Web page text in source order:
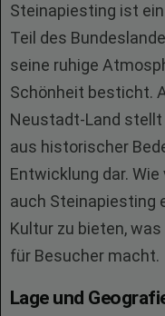
Steinapiesting ist
Teil des
seine ruhige
Schönheit besticht.
Neustadt-Land
aus historischer
Entwicklung dar.
auch Steinapiesting
Kultur zu bieten,
für Besucher macht.
Lage und